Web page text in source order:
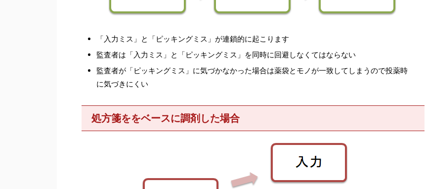
「入力ミス」と「ピッキングミス」が連鎖的に起こります
監査者は「入力ミス」と「ピッキングミス」を同時に回避しなくてはならない
監査者が「ピッキングミス」に気づかなかった場合は薬袋とモノが一致してしまうので投薬時
に気づきにくい
処方箋ををベースに調剤した場合